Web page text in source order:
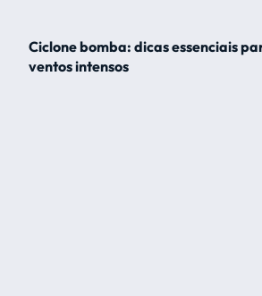
Ciclone bomba: dicas essenciais
ventos intensos